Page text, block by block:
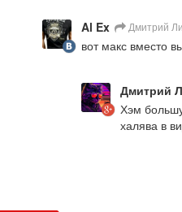
Al Ex Дмитрий
вот макс вместо
Дмитрий
Хэм
халява в